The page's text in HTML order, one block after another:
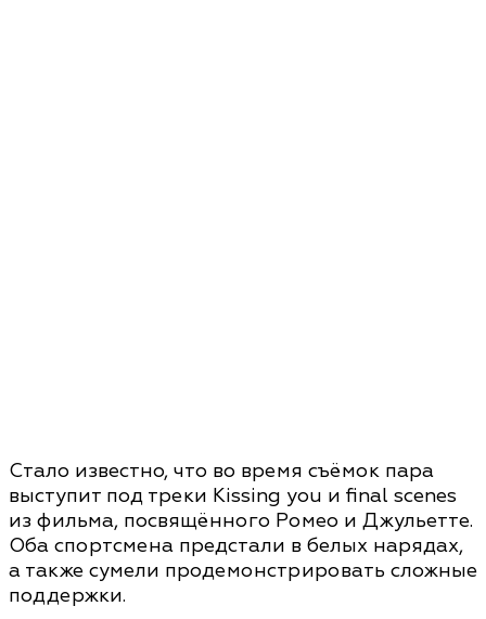
Стало известно, что во время съёмок пара
выступит под треки Kissing you и final scenes
из фильма, посвящённого Ромео и Джульетте.
Оба спортсмена предстали в белых нарядах,
а также сумели продемонстрировать сложные
поддержки.